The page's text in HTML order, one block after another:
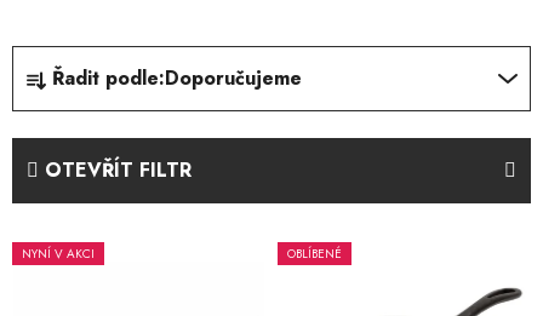
Ř
z
í
p
Řadit podle:Doporučujeme
OTEVŘÍT FILTR
V
ý
NYNÍ V AKCI OBLÍBENÉ